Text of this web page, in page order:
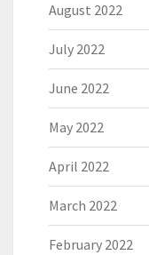
August 2022
July 2022
June 2022
May 2022
April 2022
March 2022
February 2022